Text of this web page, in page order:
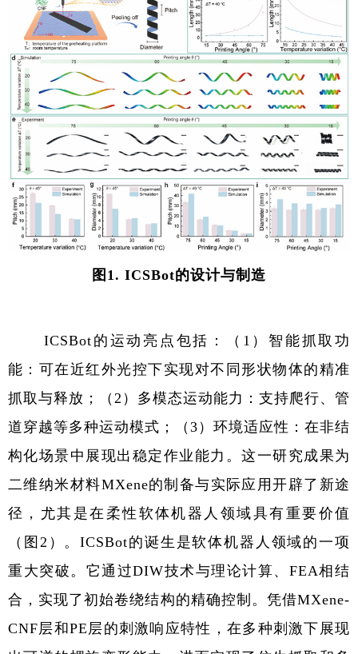
图 1. ICSBot的设计与制造
ICSBot 的运动亮点包括：（ 1 ）智能抓取功
能：可在近红外光控下实现对不同形状物体的精准
抓取与释放；（ 2 ）多模态运动能力：支持爬行、管
道穿越等多种运动模式；（ 3 ）环境适应性：在非结
构化场景中展现出稳定作业能力。这一研究成果为
二维纳米材料MXene的制备与实际应用开辟了新途
径，尤其是在柔性软体机器人领域具有重要价值
（图 2 ）。ICSBot的诞生是软体机器人领域的一项
重大突破。它通过DIW技术与理论计算、 FEA相结
合，实现了初始卷绕结构的精确控制。凭借MXene-
CNF层和PE 层的刺激响应特性，在多种刺激下展现